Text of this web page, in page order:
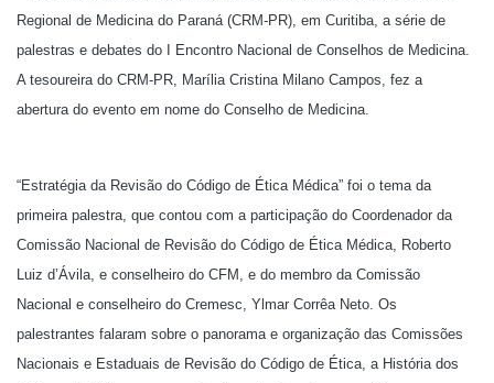
Regional de Medicina do Paraná (CRM-PR), em Curitiba, a série de
palestras e debates do I Encontro Nacional de Conselhos de Medicina.
A tesoureira do CRM-PR, Marília Cristina Milano Campos, fez a
abertura do evento em nome do Conselho de Medicina.
“Estratégia da Revisão do Código de Ética Médica” foi o tema da
primeira palestra, que contou com a participação do Coordenador da
Comissão Nacional de Revisão do Código de Ética Médica, Roberto
Luiz d’Ávila, e conselheiro do CFM, e do membro da Comissão
Nacional e conselheiro do Cremesc, Ylmar Corrêa Neto. Os
palestrantes falaram sobre o panorama e organização das Comissões
Nacionais e Estaduais de Revisão do Código de Ética, a História dos